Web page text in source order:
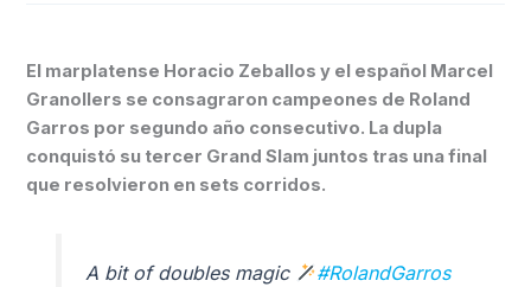
El marplatense Horacio Zeballos y el español Marcel
Granollers se consagraron campeones de Roland
Garros por segundo año consecutivo. La dupla
conquistó su tercer Grand Slam juntos tras una final
que resolvieron en sets corridos.
A bit of doubles magic
#RolandGarros